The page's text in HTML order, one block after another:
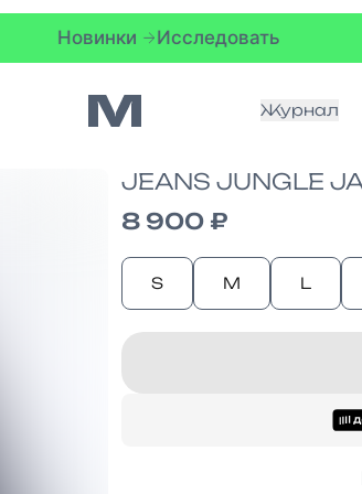
Исследовать
Журнал
JEANS JUNGLE
8 900 ₽
S M L